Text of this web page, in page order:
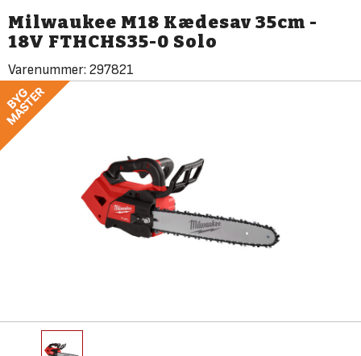
Milwaukee M18 Kædesav 35cm -
18V FTHCHS35-0 Solo
Varenummer: 297821